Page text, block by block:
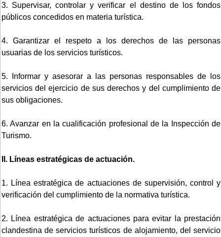
3. Supervisar, controlar y verificar el destino de los fondos
públicos concedidos en materia turística.
4. Garantizar el respeto a los derechos de las personas
usuarias de los servicios turísticos.
5. Informar y asesorar a las personas responsables de los
servicios del ejercicio de sus derechos y del cumplimiento de
sus obligaciones.
6. Avanzar en la cualificación profesional de la Inspección de
Turismo.
II. Líneas estratégicas de actuación.
1. Línea estratégica de actuaciones de supervisión, control y
verificación del cumplimiento de la normativa turística.
2. Línea estratégica de actuaciones para evitar la prestación
clandestina de servicios turísticos de alojamiento, del servicio